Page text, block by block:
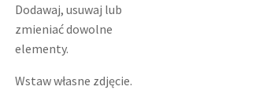
Dodawaj, usuwaj lub
zmieniać dowolne
elementy.
Wstaw własne zdjęcie.